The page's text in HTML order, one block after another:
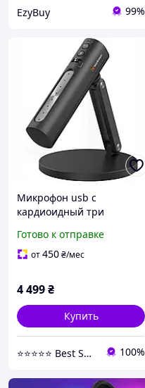
EzyBuy 99%
Микрофон usb c
кардиоидный три
мониторинг для
стриминга подкастинга
Готово к отправке
от450₴/мес
4 499₴
Купить
⭐⭐⭐⭐⭐ Best Shop 100%